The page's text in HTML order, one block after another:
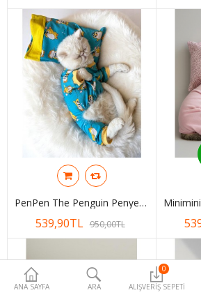
ANA SAYFA ARA
0
ALIŞVERIŞ SEPETI
PenPen The Penguin Penye Tulum Yastık Takım Uyku Set Kedi Tulum Elbise
539,90TL 950,00TL